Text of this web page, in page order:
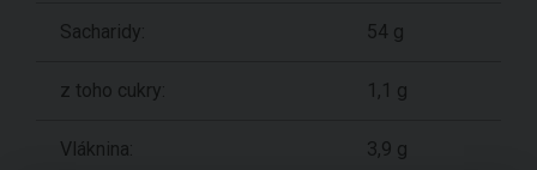
Sacharidy: 54 g
z toho cukry: 1,1 g
Vláknina: 3,9 g